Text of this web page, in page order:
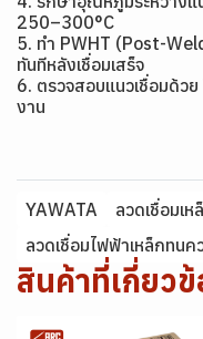
250–300°C
5. ทำ PWHT (Post-
ทันทีหลังเชื่อมเสร็จ
6. ตรวจสอบแนวเชื่อมด้ว
งาน
YAWATA ลวดเชื่อมเห
ลวดเชื่อมไฟฟ้าเหล็กทนค
สินค้าที่เกี่ยว